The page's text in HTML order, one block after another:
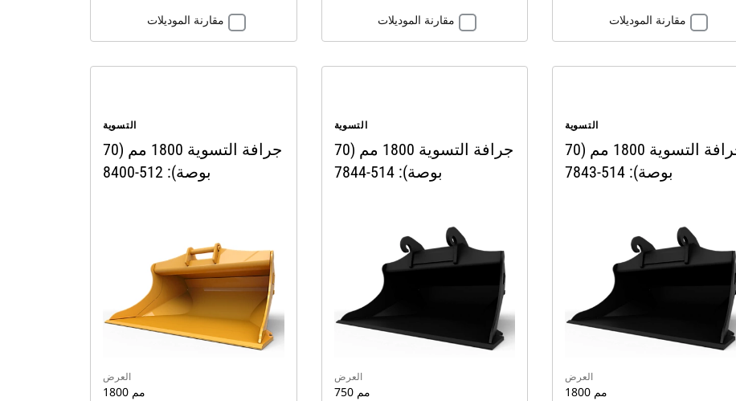
مقارنة الموديلات مقارنة الموديلات مقارنة الموديلات
التسوية
جرافة التسوية 1800 مم (70
بوصة): 512-8400
العرض
1800 مم
التسوية
جرافة التسوية 1800 مم (70
بوصة): 514-7844
العرض
750 مم
التسوية
جرافة التسوية 1800 مم (70
بوصة): 514-7843
العرض
1800 مم